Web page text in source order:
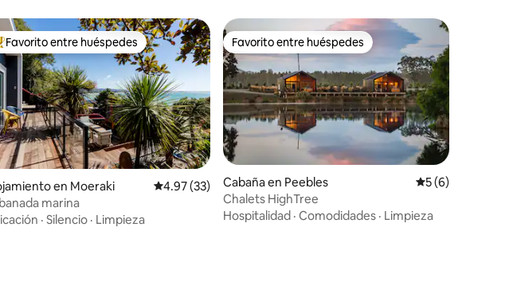
5 de 5, 8 reseñas
entre huéspedes preferido
Favorito entre huéspedes
en Moeraki Calificación promedio: 4.97 de 5, 33 reseñas
4.97 (33)
marina
· Silencio · Limpieza
Favorito entre huéspedes
Favorito entre huéspedes
Cabaña en Peebles Calificación
5 (6)
Chalets HighTree
Hospitalidad · Comodidades · Limpieza